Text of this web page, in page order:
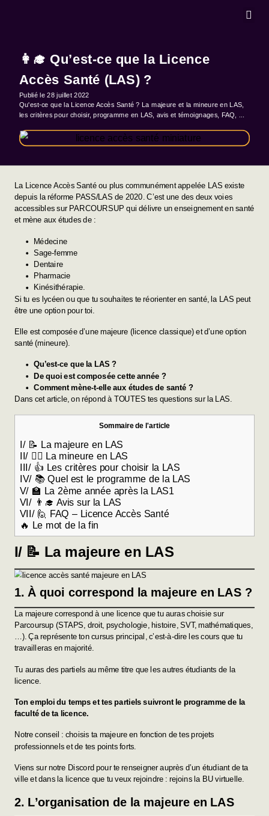
👩‍🎓 Qu’est-ce que la Licence
Accès Santé (LAS) ?
Publié le 28 juillet 2022
Qu'est-ce que la Licence Accès Santé ? La majeure et la mineure en LAS,
les critères pour choisir, programme en LAS, avis et témoignages, FAQ, ...
La Licence Accès Santé ou plus communément appelée LAS existe
depuis laréforme PASS/LAS de 2020 . C’est une des deux voies
accessibles sur PARCOURSUP qui délivre un enseignement en santé
et mène aux études de :
Médecine
Sage-femme
Dentaire
Pharmacie
Kinésithérapie.
Si tu es lycéen ou que tu souhaites te réorienter en santé, la LAS peut
être une option pour toi.
Elle est composée d’une majeure (licence classique) et d’une option
santé (mineure).
Qu’est-ce que la LAS ?
De quoi est composée cette année ?
Comment mène-t-elle aux études de santé ?
Dans cet article, on répond à TOUTES tes questions sur la LAS.
Sommaire de l'article
I/ 📝 La majeure en LAS
II/ 👩‍⚕️ La mineure en LAS
III/ 👍 Les critères pour choisir la LAS
IV/ 📚 Quel est le programme de la LAS
V/ 🏫 La 2ème année après la LAS1
VI/ 👨‍🎓 Avis sur la LAS
VII/ 🙋 FAQ – Licence Accès Santé
🔥 Le mot de la fin
I/ 📝 La majeure en LAS
1. À quoi correspond la majeure en LAS ?
La majeure correspond à une licence que tu auras choisie sur
Parcoursup (STAPS, droit, psychologie, histoire, SVT, mathématiques,
…). Ça représente ton cursus principal, c’est-à-dire les cours que tu
travailleras en majorité.
Tu auras des partiels au même titre que les autres étudiants de la
licence.
Ton emploi du temps et tes partiels suivront le programme de la
faculté de ta licence.
Notre conseil : choisis ta majeure en fonction de tes projets
professionnels et de tes points forts.
Viens sur notre Discord pour te renseigner auprès d’un étudiant de ta
ville et dans la licence que tu veux rejoindre : rejoins la BU virtuelle
2. L’organisation de la majeure en LAS